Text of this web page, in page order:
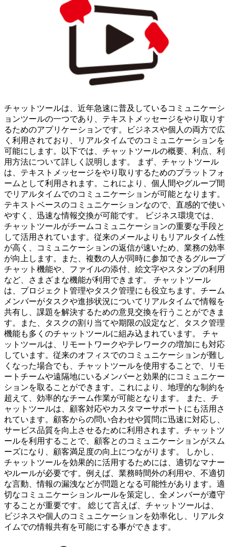
チャットツールは、近年急速に普及しているコミュニケーシ
ョンツールの一つであり、テキストメッセージをやり取りす
るためのアプリケーションです。ビジネスや個人の両方で広
く利用されており、リアルタイムでのコミュニケーションを
可能にします。以下では、チャットツールの概要、利点、利
用方法について詳しく説明します。 まず、チャットツール
は、テキストメッセージをやり取りするためのプラットフォ
ームとして利用されます。これにより、個人間やグループ間
でリアルタイムでのコミュニケーションが可能となります。
テキストベースのコミュニケーションなので、直感的で使い
やすく、迅速な情報交換が可能です。 ビジネス環境では、
チャットツールがチームコミュニケーションの重要な手段と
して活用されています。従来のメールよりもリアルタイム性
が高く、コミュニケーションの返信が速いため、業務の効率
が向上します。また、複数の人が同時に参加できるグループ
チャット機能や、ファイルの添付、絵文字やスタンプの利用
など、さまざまな機能が利用できます。 チャットツール
は、プロジェクト管理やタスク管理にも役立ちます。チーム
メンバーがタスクや進捗状況についてリアルタイムで情報を
共有し、課題を解決するための意見交換を行うことができま
す。また、タスクの割り当てや期限の設定など、タスク管理
機能も多くのチャットツールに組み込まれています。 チャ
ットツールは、リモートワークやテレワークの増加にも対応
しています。従来のオフィスでのコミュニケーションが難し
くなった場合でも、チャットツールを使用することで、リモ
ートチームや遠隔地にいるメンバーと効果的にコミュニケー
ションを取ることができます。これにより、地理的な制約を
超えて、効率的なチーム作業が可能となります。 また、チ
ャットツールは、顧客対応やカスタマーサポートにも活用さ
れています。顧客からの問い合わせや質問に迅速に対応し、
サービス品質を向上させるために利用されます。チャットツ
ールを利用することで、顧客とのコミュニケーションがスム
ーズになり、顧客満足度の向上につながります。 しかし、
チャットツールを効果的に活用するためには、適切なマナー
やルールが必要です。例えば、業務時間外の利用や、不適切
な言動、情報の漏洩などが問題となる可能性があります。適
切なコミュニケーションルールを策定し、全メンバーが遵守
することが重要です。 総じて言えば、チャットツールは、
ビジネスや個人のコミュニケーションを効率化し、リアルタ
イムでの情報共有を可能にする事ができます。